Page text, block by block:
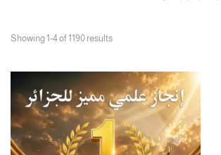
Showing 1-4 of 1190 results